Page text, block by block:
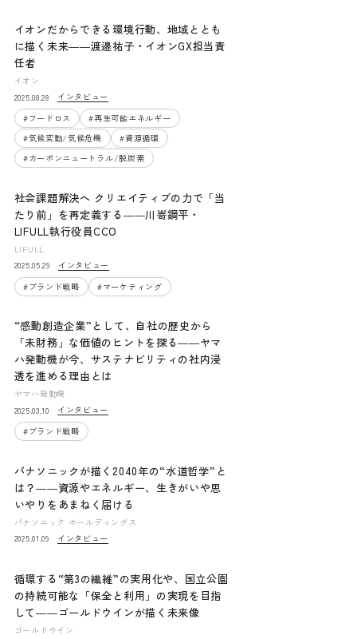
イオンだからできる環境行動、地域ととも
に描く未来――渡邉祐子・イオンGX担当責
任者
イオン
2025.08.28
インタビュー
# フードロス #再生可能エネルギー
#気候変動/気候危機 #資源循環
#カーボンニュートラル/脱炭素
社会課題解決へ クリエイティブの力で「当
たり前」を再定義する――川嵜鋼平・
LIFULL執行役員CCO
LIFULL
2025.05.29
インタビュー
# ブランド戦略 #マーケティング
“感動創造企業”として、自社の歴史から
「未財務」な価値のヒントを探る――ヤマ
ハ発動機が今、サステナビリティの社内浸
透を進める理由とは
ヤマハ発動機
2025.03.10
インタビュー
# ブランド戦略
パナソニックが描く2040年の“水道哲学”と
は？――資源やエネルギー、生きがいや思
いやりをあまねく届ける
パナソニック ホールディングス
2025.01.09
インタビュー
循環する“第3の繊維”の実用化や、国立公園
の持続可能な「保全と利用」の実現を目指
して――ゴールドウインが描く未来像
ゴールドウイン